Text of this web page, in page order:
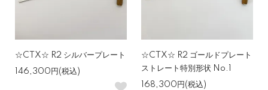
☆CTX☆ R2 シルバープレート
146,300円(税込)
☆CTX☆ R2 ゴールドプレート
ストレート特別形状 No.1
168,300円(税込)